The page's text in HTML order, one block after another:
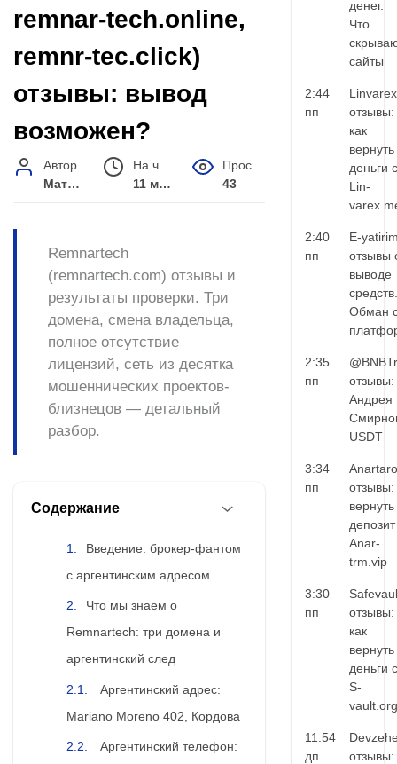
remnar-tech.online,
remnr-tec.click)
отзывы: вывод
возможен?
Автор
Матвей Иванов
11 мин.
43
Remnartech
(remnartech.com) отзывы и
результаты проверки. Три
домена, смена владельца,
полное отсутствие
лицензий, сеть из десятка
мошеннических проектов-
близнецов — детальный
разбор.
Содержание
Введение: брокер-фантом
с аргентинским адресом
Что мы знаем о
Remnartech: три домена и
аргентинский след
Аргентинский адрес:
Mariano Moreno 402, Кордова
Аргентинский телефон:
денег.
Что
сайты
2:44
пп
Linvarex
отзывы:
как
вернуть
деньги с
Lin-
2:40
пп
E-
отзывы
выводе
средств.
Обман
2:35
пп
Андрея
USDT
3:34
пп
отзывы:
вернуть
Anar-
trm.vip
3:30
пп
отзывы:
как
вернуть
деньги с
S-
vault.org
11:54
дп
отзывы: